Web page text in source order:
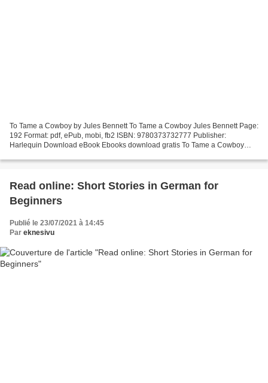
To Tame a Cowboy by Jules Bennett To Tame a Cowboy Jules Bennett Page:
192 Format: pdf, ePub, mobi, fb2 ISBN: 9780373732777 Publisher:
Harlequin Download eBook Ebooks download gratis To Tame a Cowboy
Read online: Short Stories in German for
Beginners
Publié le 23/07/2021 à 14:45
Par eknesivu